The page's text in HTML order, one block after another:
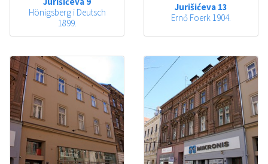
Hönigsberg i Deutsch
1899.
Jurišićeva 13
Ernő Foerk 1904.